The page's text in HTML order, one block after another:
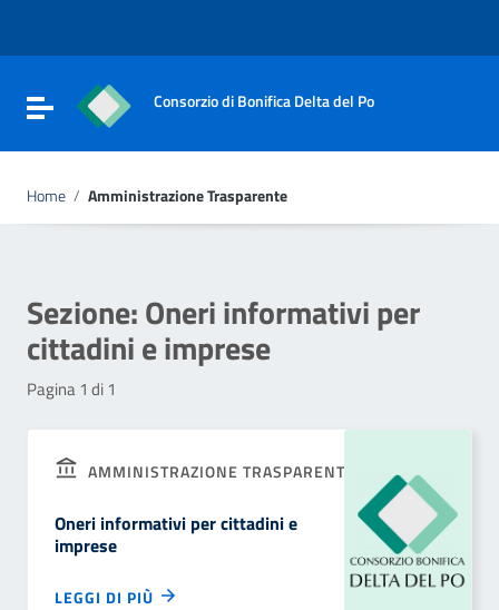
Vai al footer
Attiva / disattiva la navigazione
Consorzio di Bonifica Delta del Po
Home / Amministrazione Trasparente
Sezione:Oneri informativi per
cittadini e imprese
Pagina 1 di 1
AMMINISTRAZIONE TRASPARENTE
Oneri informativi per cittadini e
imprese
LEGGI DI PIÙ